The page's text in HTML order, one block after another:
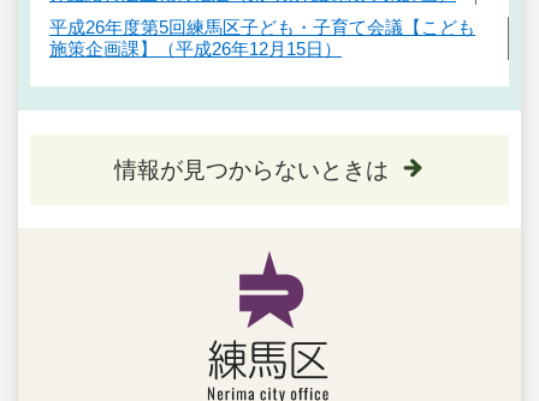
平成26年度第5回練馬区子ども・子育て会議【こども
施策企画課】（平成26年12月15日）
情報が見つからないときは